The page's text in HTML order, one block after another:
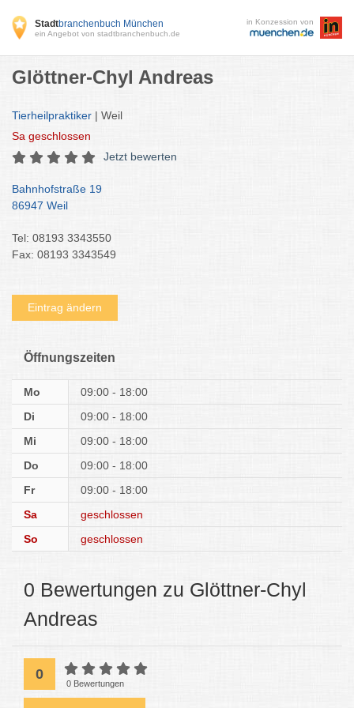
Stadtbranchenbuch München
ein Angebot von stadtbranchenbuch.de
in Konzession von
Glöttner-Chyl Andreas
Tierheilpraktiker | Weil
Sa geschlossen
Jetzt bewerten
Bahnhofstraße 19
86947 Weil
Tel: 08193 3343550
Fax: 08193 3343549
Eintrag ändern
Öffnungszeiten
Mo
09:00 - 18:00
Di
09:00 - 18:00
Mi
09:00 - 18:00
Do
09:00 - 18:00
Fr
09:00 - 18:00
Sa
geschlossen
So
geschlossen
0 Bewertungen zu Glöttner-Chyl
Andreas
0
0 Bewertungen